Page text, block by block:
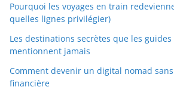
Pourquoi les voyages en train
quelles lignes privilégier)
Les destinations secrètes que les
mentionnent jamais
Comment devenir un digital nomad
financière